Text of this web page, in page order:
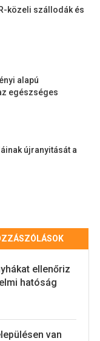
közeli szállodák és
alapú
egészséges
újranyitását a
ellenőriz
hatóság
van